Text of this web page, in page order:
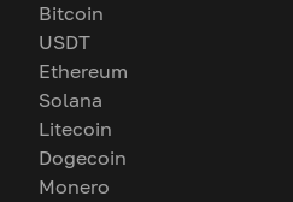
Bitcoin
USDT
Ethereum
Solana
Litecoin
Dogecoin
Monero